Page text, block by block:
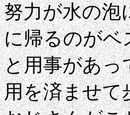
努力が水の泡
に帰るのがベ
と用事があっ
用を済ませて